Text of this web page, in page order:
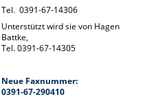
Tel. 0391-67-14306
Unterstützt wird sie von Hagen
Battke,
Tel. 0391-67-14305
Neue Faxnummer:
0391-67-290410